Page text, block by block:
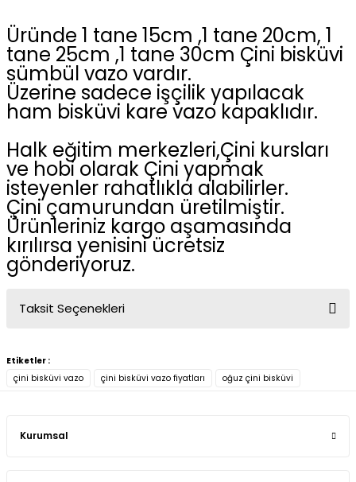
Üründe 1 tane 15cm ,1 tane 20cm, 1
tane 25cm ,1 tane 30cm Çini bisküvi
sümbül vazo vardır.
Üzerine sadece işçilik yapılacak
ham bisküvi kare vazo kapaklıdır.
Halk eğitim merkezleri,Çini kursları
ve hobi olarak Çini yapmak
isteyenler rahatlıkla alabilirler.
Çini çamurundan üretilmiştir.
Ürünleriniz kargo aşamasında
kırılırsa yenisini ücretsiz
gönderiyoruz.
Taksit Seçenekleri
Etiketler :
çini bisküvi vazo
çini bisküvi vazo fiyatları oğuz çini bisküvi
Kurumsal